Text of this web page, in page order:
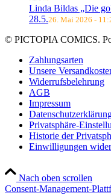
Linda Bildas „Die
28.5.26. Mai 2026 -
© PICTOPIA COMICS.
Zahlungsarten
Unsere
Widerrufsbelehrung
AGB
Impressum
Privatsphäre-
Historie der
Einwilligungen
Nach oben scrollen
Consent-Management-